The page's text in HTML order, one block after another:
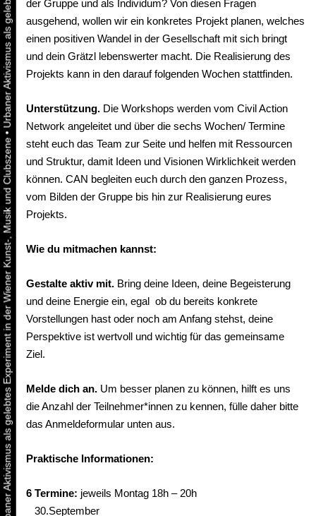
Urbaner Aktivismus als gelebtes Experiment in der Wiener Kunst-, Musik und Clubszene
•
der Gruppe und als Individum? Von diesen Fragen
ausgehend, wollen wir ein konkretes Projekt planen, welches
einen positiven Wandel in der Gesellschaft mit sich bringt
und dein Grätzl lebenswerter macht. Die Realisierung des
Projekts kann in den darauf folgenden Wochen stattfinden.
Unterstützung. Die Workshops werden vom Civil Action
Network angeleitet und über die sechs Wochen/ Termine
steht euch das Team zur Seite und helfen mit Ressourcen
und Struktur, damit Ideen und Visionen Wirklichkeit werden
können. CAN begleiten euch durch den ganzen Prozess,
vom Bilden der Gruppe bis hin zur Realisierung eures
Projekts.
Wie du mitmachen kannst:
Gestalte aktiv mit. Bring deine Ideen, deine Begeisterung
und deine Energie ein, egal ob du bereits konkrete
Vorstellungen hast oder noch am Anfang stehst, deine
Perspektive ist wertvoll und wichtig für das gemeinsame
Ziel.
Melde dich an. Um besser planen zu können, hilft es uns
die Anzahl der Teilnehmer*innen zu kennen, fülle daher bitte
das Anmeldeformular unten aus.
Praktische Informationen:
6 Termine: jeweils Montag 18h – 20h
30.September